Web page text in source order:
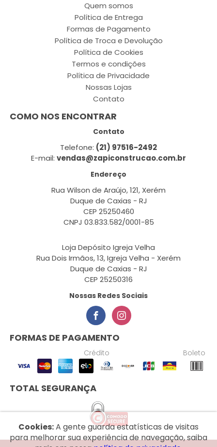
Quem somos
Política de Entrega
Formas de Pagamento
Política de Troca e Devolução
Política de Cookies
Termos e condições
Política de Privacidade
Nossas Lojas
Contato
COMO NOS ENCONTRAR
Contato
Telefone: (21) 97516-2492
E-mail: vendas@zapiconstrucao.com.br
Endereço
Rua Wilson de Araújo, 121, Xerém
Duque de Caxias - RJ
CEP 25250460
CNPJ 03.833.582/0001-85
Loja Depósito Igreja Velha
Rua Dois Irmãos, 13, Igreja Velha - Xerém
Duque de Caxias - RJ
CEP 25250316
Nossas Redes Sociais
FORMAS DE PAGAMENTO
Crédito Boleto
TOTAL SEGURANÇA
Cookies:A gente guarda estatísticas de visitas
para melhorar sua experiência de navegação, saiba